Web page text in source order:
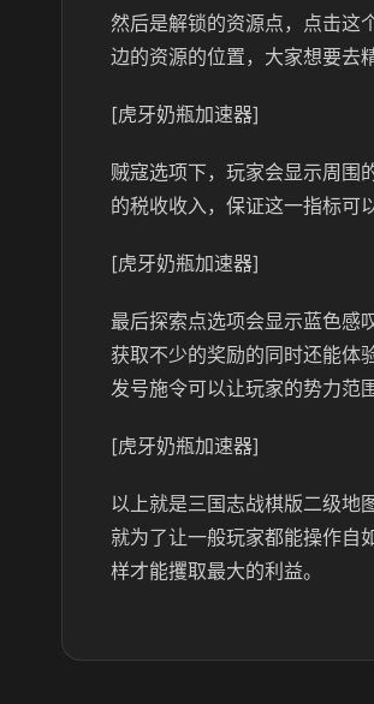
然后是解锁的资源点，点击这
边的资源的位置，大家想要去
[虎牙奶瓶加速器]
贼寇选项下，玩家会显示周围
的税收收入，保证这一指标可
[虎牙奶瓶加速器]
最后探索点选项会显示蓝色感
获取不少的奖励的同时还能体
发号施令可以让玩家的势力范
[虎牙奶瓶加速器]
以上就是三国志战棋版二级地
就为了让一般玩家都能操作自
样才能攫取最大的利益。